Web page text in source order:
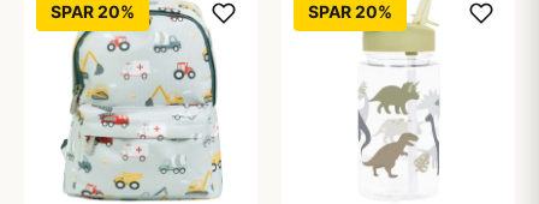
SPAR 20% SPAR 20%